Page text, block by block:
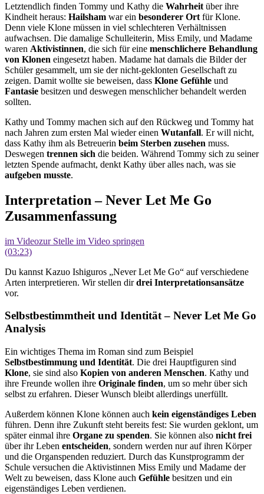
Letztendlich finden Tommy und Kathy die Wahrheit über ihre
Kindheit heraus: Hailsham war ein besonderer Ort für Klone.
Denn viele Klone müssen in viel schlechteren Verhältnissen
aufwachsen. Die damalige Schulleiterin, Miss Emily, und Madame
waren Aktivistinnen, die sich für eine menschlichere Behandlung
von Klonen eingesetzt haben. Madame hat damals die Bilder der
Schüler gesammelt, um sie der nicht-geklonten Gesellschaft zu
zeigen. Damit wollte sie beweisen, dass Klone Gefühle und
Fantasie besitzen und deswegen menschlicher behandelt werden
sollten.
Kathy und Tommy machen sich auf den Rückweg und Tommy hat
nach Jahren zum ersten Mal wieder einen Wutanfall. Er will nicht,
dass Kathy ihm als Betreuerin beim Sterben zusehen muss.
Deswegen trennen sich die beiden. Während Tommy sich zu seiner
letzten Spende aufmacht, denkt Kathy über alles nach, was sie
aufgeben musste.
Interpretation – Never Let Me Go
Zusammenfassung
im Videozur Stelle im Video springen
(03:23)
Du kannst Kazuo Ishiguros „Never Let Me Go“ auf verschiedene
Arten interpretieren. Wir stellen dirdrei Interpretationsansätze
vor.
Selbstbestimmtheit und Identität – Never Let Me Go
Analysis
Ein wichtiges Thema im Roman sind zum Beispiel
Selbstbestimmung und Identität. Die drei Hauptfiguren sind
Klone, sie sind also Kopien von anderen Menschen. Kathy und
ihre Freunde wollen ihre Originale finden, um so mehr über sich
selbst zu erfahren. Dieser Wunsch bleibt allerdings unerfüllt.
Außerdem können Klone können auch kein eigenständiges Leben
führen. Denn ihre Zukunft steht bereits fest: Sie wurden geklont, um
später einmal ihre Organe zu spenden. Sie können also nicht frei
über ihr Leben entscheiden, sondern werden nur auf ihren Körper
und die Organspenden reduziert. Durch das Kunstprogramm der
Schule versuchen die Aktivistinnen Miss Emily und Madame der
Welt zu beweisen, dass Klone auch Gefühle besitzen und ein
eigenständiges Leben verdienen.